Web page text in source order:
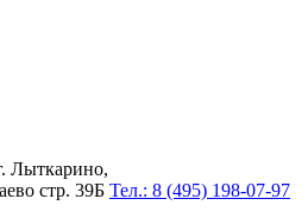
Лыткарино,
стр. 39Б Тел.: 8 (495) 198-07-97